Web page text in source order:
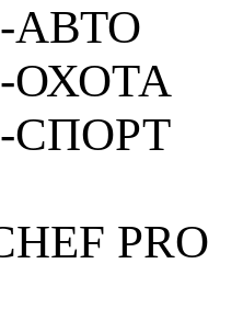
АВТО
ОХОТА
СПОРТ
PRO